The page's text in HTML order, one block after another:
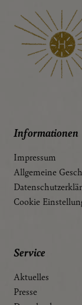
Informationen
Impressum
Allgemeine
Cookie
Service
Aktuelles
Presse